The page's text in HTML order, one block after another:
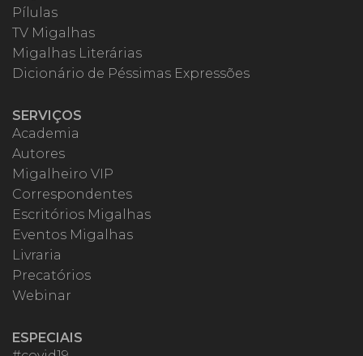
Pílulas
TV Migalhas
Migalhas Literárias
Dicionário de Péssimas Expressões
SERVIÇOS
Academia
Autores
Migalheiro VIP
Correspondentes
Escritórios Migalhas
Eventos Migalhas
Livraria
Precatórios
Webinar
ESPECIAIS